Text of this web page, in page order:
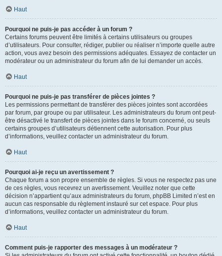
Haut
Pourquoi ne puis-je pas accéder à un forum ?
Certains forums peuvent être limités à certains utilisateurs ou groupes
d’utilisateurs. Pour consulter, rédiger, publier ou réaliser n’importe quelle autre
action, vous avez besoin des permissions adéquates. Essayez de contacter un
modérateur ou un administrateur du forum afin de lui demander un accès.
Haut
Pourquoi ne puis-je pas transférer de pièces jointes ?
Les permissions permettant de transférer des pièces jointes sont accordées
par forum, par groupe ou par utilisateur. Les administrateurs du forum ont peut-
être désactivé le transfert de pièces jointes dans le forum concerné, ou seuls
certains groupes d’utilisateurs détiennent cette autorisation. Pour plus
d’informations, veuillez contacter un administrateur du forum.
Haut
Pourquoi ai-je reçu un avertissement ?
Chaque forum a son propre ensemble de règles. Si vous ne respectez pas une
de ces règles, vous recevrez un avertissement. Veuillez noter que cette
décision n’appartient qu’aux administrateurs du forum, phpBB Limited n’est en
aucun cas responsable du règlement instauré sur cet espace. Pour plus
d’informations, veuillez contacter un administrateur du forum.
Haut
Comment puis-je rapporter des messages à un modérateur ?